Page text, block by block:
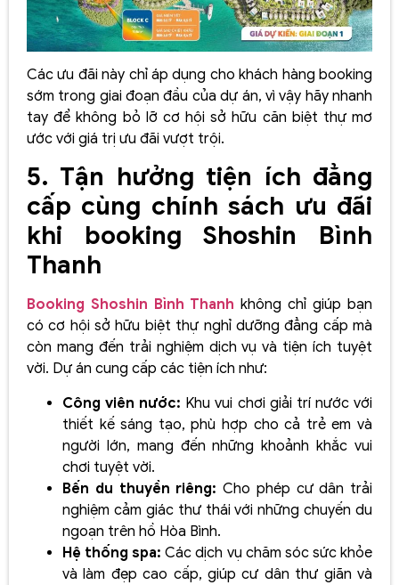
Các ưu đãi này chỉ áp dụng cho khách hàng booking
sớm trong giai đoạn đầu của dự án, vì vậy hãy nhanh
tay để không bỏ lỡ cơ hội sở hữu căn biệt thự mơ
ước với giá trị ưu đãi vượt trội.
5. Tận hưởng tiện ích đẳng
cấp cùng chính sách ưu đãi
khi booking Shoshin Bình
Thanh
Booking Shoshin Bình Thanh không chỉ giúp bạn
có cơ hội sở hữu biệt thự nghỉ dưỡng đẳng cấp mà
còn mang đến trải nghiệm dịch vụ và tiện ích tuyệt
vời. Dự án cung cấp các tiện ích như:
Công viên nước: Khu vui chơi giải trí nước với
thiết kế sáng tạo, phù hợp cho cả trẻ em và
người lớn, mang đến những khoảnh khắc vui
chơi tuyệt vời.
Bến du thuyền riêng: Cho phép cư dân trải
nghiệm cảm giác thư thái với những chuyến du
ngoạn trên hồ Hòa Bình.
Hệ thống spa: Các dịch vụ chăm sóc sức khỏe
và làm đẹp cao cấp, giúp cư dân thư giãn và